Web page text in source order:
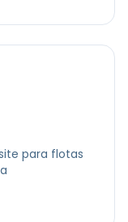
para flotas